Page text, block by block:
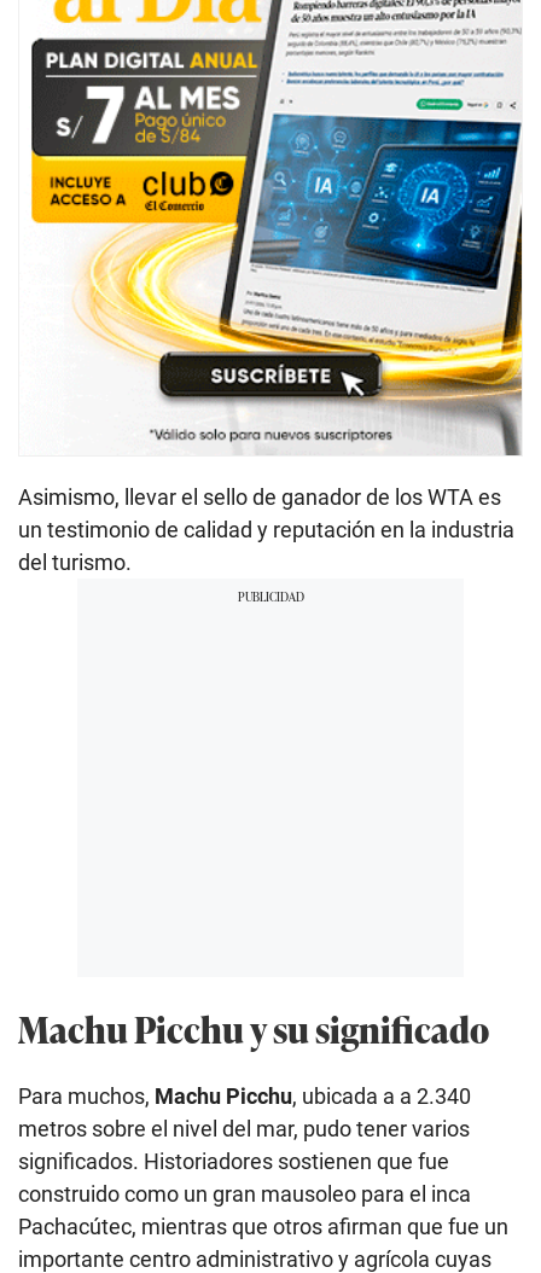
Asimismo, llevar el sello de ganador de los WTA es
un testimonio de calidad y reputación en la industria
del turismo.
Machu Picchu y su significado
Para muchos, Machu Picchu, ubicada a a 2.340
metros sobre el nivel del mar, pudo tener varios
significados. Historiadores sostienen que fue
construido como un gran mausoleo para el inca
Pachacútec, mientras que otros afirman que fue un
importante centro administrativo y agrícola cuyas